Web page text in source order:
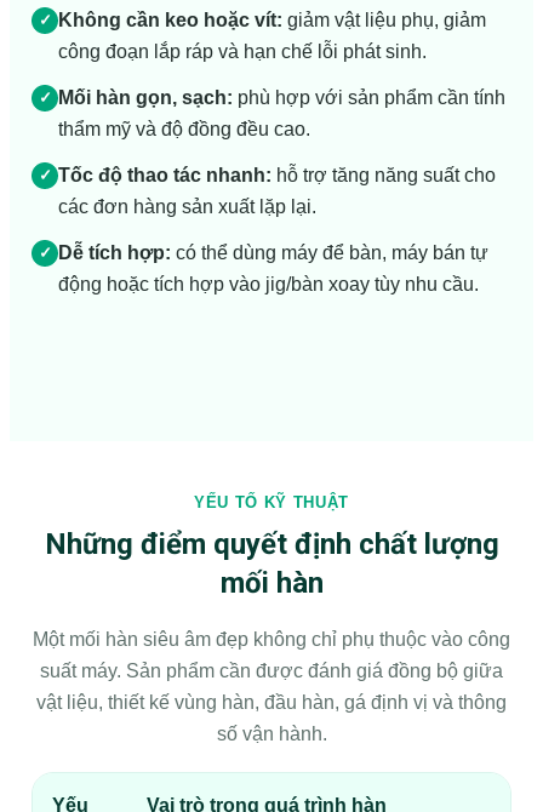
✓ Không cần keo hoặc vít: giảm vật liệu phụ, giảm
công đoạn lắp ráp và hạn chế lỗi phát sinh.
✓ Mối hàn gọn, sạch: phù hợp với sản phẩm cần tính
thẩm mỹ và độ đồng đều cao.
✓ Tốc độ thao tác nhanh: hỗ trợ tăng năng suất cho
các đơn hàng sản xuất lặp lại.
✓ Dễ tích hợp: có thể dùng máy để bàn, máy bán tự
động hoặc tích hợp vào jig/bàn xoay tùy nhu cầu.
YẾU TỐ KỸ THUẬT
Những điểm quyết định chất lượng
mối hàn
Một mối hàn siêu âm đẹp không chỉ phụ thuộc vào công
suất máy. Sản phẩm cần được đánh giá đồng bộ giữa
vật liệu, thiết kế vùng hàn, đầu hàn, gá định vị và thông
số vận hành.
Yếu Vai trò trong quá trình hàn